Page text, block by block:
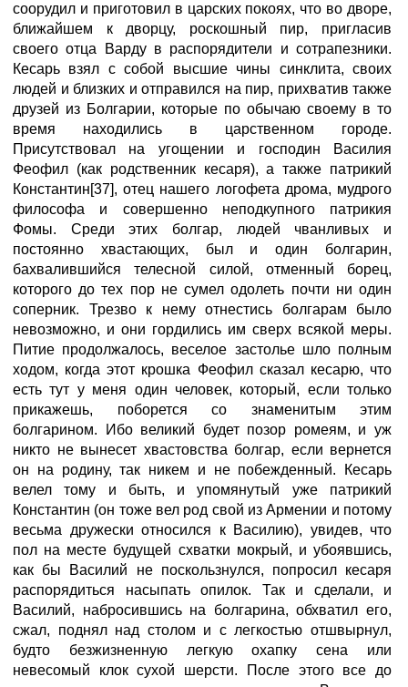
соорудил и приготовил в царских покоях, что во дворе,
ближайшем к дворцу, роскошный пир, пригласив
своего отца Варду в распорядители и сотрапезники.
Кесарь взял с собой высшие чины синклита, своих
людей и близких и отправился на пир, прихватив также
друзей из Болгарии, которые по обычаю своему в то
время находились в царственном городе.
Присутствовал на угощении и господин Василия
Феофил (как родственник кесаря), а также патрикий
Константин[37], отец нашего логофета дрома, мудрого
философа и совершенно неподкупного патрикия
Фомы. Среди этих болгар, людей чванливых и
постоянно хвастающих, был и один болгарин,
бахвалившийся телесной силой, отменный борец,
которого до тех пор не сумел одолеть почти ни один
соперник. Трезво к нему отнестись болгарам было
невозможно, и они гордились им сверх всякой меры.
Питие продолжалось, веселое застолье шло полным
ходом, когда этот крошка Феофил сказал кесарю, что
есть тут у меня один человек, который, если только
прикажешь, поборется со знаменитым этим
болгарином. Ибо великий будет позор ромеям, и уж
никто не вынесет хвастовства болгар, если вернется
он на родину, так никем и не побежденный. Кесарь
велел тому и быть, и упомянутый уже патрикий
Константин (он тоже вел род свой из Армении и потому
весьма дружески относился к Василию), увидев, что
пол на месте будущей схватки мокрый, и убоявшись,
как бы Василий не поскользнулся, попросил кесаря
распорядиться насыпать опилок. Так и сделали, и
Василий, набросившись на болгарина, обхватил его,
сжал, поднял над столом и с легкостью отшвырнул,
будто безжизненную легкую охапку сена или
невесомый клок сухой шерсти. После этого все до